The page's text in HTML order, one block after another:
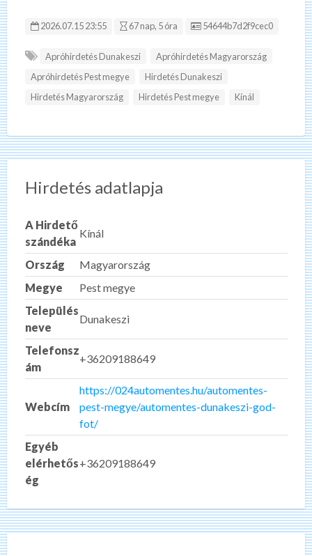
2026.07.15 23:55 67 nap, 5 óra Hirdetés ID:
54644b7d2f9cec0
Apróhirdetés Dunakeszi
Apróhirdetés Magyarország
Apróhirdetés Pest megye
Hirdetés Dunakeszi
Hirdetés Magyarország
Hirdetés Pest megye Kínál
Hirdetés adatlapja
A Hirdető
szándéka
Kínál
Ország
Magyarország
Megye
Pest megye
Település
neve
Dunakeszi
Telefonsz
ám
+36209188649
Webcím
https://024automentes.hu/automentes-
pest-megye/automentes-dunakeszi-god-
fot/
Egyéb
elérhetős
ég
+36209188649